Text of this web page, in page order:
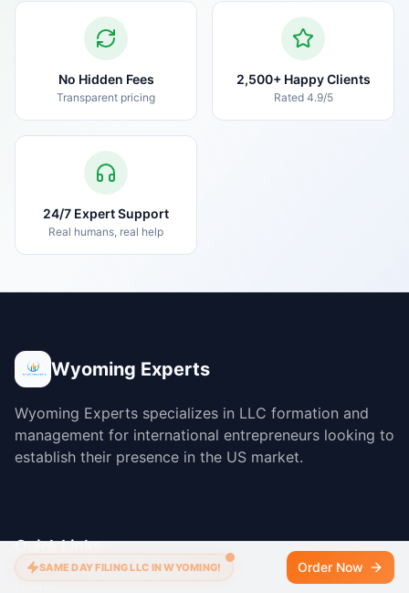
No Hidden Fees
Transparent pricing
2,500+ Happy Clients
Rated 4.9/5
24/7 Expert Support
Real humans, real help
Wyoming Experts
Wyoming Experts specializes in LLC formation and
management for international entrepreneurs looking to
establish their presence in the US market.
Quick Links
Home
SAME DAY FILING LLC IN WYOMING! Order Now